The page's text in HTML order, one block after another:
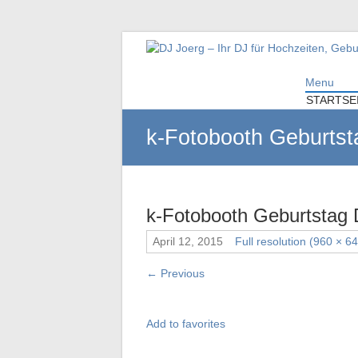
Ihr DJ mit über 10 Jahre Erfahrung für
Menu
k-Fotobooth
k-Fotobooth Geburtstag
April 12, 2015 Full resolution (960 ×
← Previous
Add to favorites